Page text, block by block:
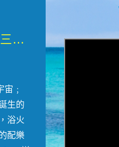
微觀墾丁三部曲 重生....
﹔
生的
浴火
配樂